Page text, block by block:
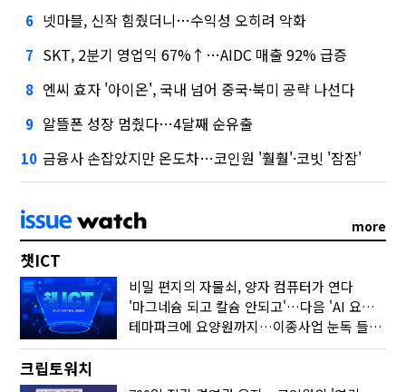
6 넷마블, 신작 힘줬더니…수익성 오히려 악화
7 SKT, 2분기 영업익 67%↑…AIDC 매출 92% 급증
8 엔씨 효자 '아이온', 국내 넘어 중국·북미 공략 나선다
9 알뜰폰 성장 멈췄다…4달째 순유출
10 금융사 손잡았지만 온도차…코인원 '훨훨'·코빗 '잠잠'
more
챗ICT
비밀 편지의 자물쇠, 양자 컴퓨터가 연다
'마그네슘 되고 칼슘 안되고'…다음 'AI 요약' 갈 길은
테마파크에 요양원까지…이종사업 눈독 들이는 게임사
크립토워치